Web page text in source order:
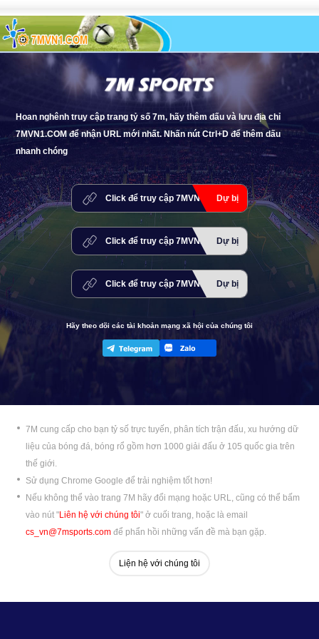
Hoan nghênh truy cập trang tỷ số 7m, hãy thêm dấu và lưu địa chỉ
7MVN1.COM để nhận URL mới nhất. Nhấn nút Ctrl+D để thêm dấu
nhanh chóng
Click để truy cập 7MVN9.COMDự bị
Click để truy cập 7MVN10.COMDự bị
Click để truy cập 7MVN11.COMDự bị
Hãy theo dõi các tài khoản mạng xã hội của chúng tôi
7M cung cấp cho bạn tỷ số trực tuyến, phân tích trận đấu, xu hướng dữ
liệu của bóng đá, bóng rổ gồm hơn 1000 giải đấu ở 105 quốc gia trên
thế giới.
Sử dụng Chrome Google để trải nghiệm tốt hơn!
Nếu không thể vào trang 7M hãy đổi mạng hoặc URL, cũng có thể bấm
vào nút "Liên hệ với chúng tôi" ở cuối trang, hoặc là email
cs_vn@7msports.com để phẩn hồi những vấn đề mà bạn gặp.
Liện hệ với chúng tôi